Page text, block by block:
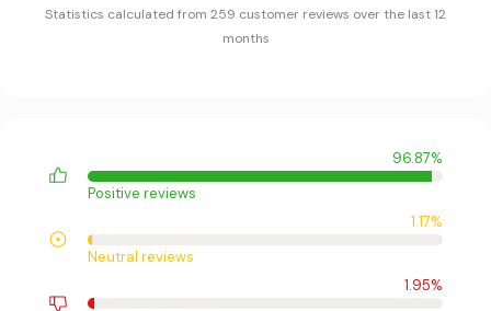
Statistics calculated from 259 customer reviews over the last 12
months
96.87%
Positive reviews
1.17%
Neutral reviews
1.95%